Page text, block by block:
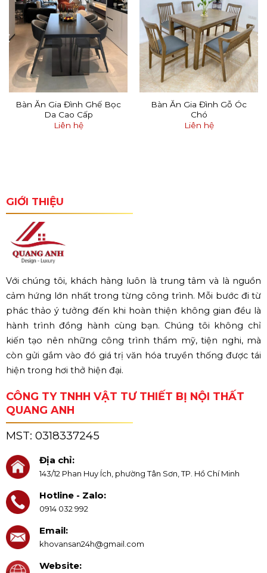
Bàn Ăn Gia Đình Ghế Bọc
Da Cao Cấp
Liên hệ
Bàn Ăn Gia Đình Gỗ Óc
Chó
Liên hệ
GIỚI THIỆU
Với chúng tôi, khách hàng luôn là trung tâm và là nguồn
cảm hứng lớn nhất trong từng công trình. Mỗi bước đi từ
phác thảo ý tưởng đến khi hoàn thiện không gian đều là
hành trình đồng hành cùng bạn. Chúng tôi không chỉ
kiến tạo nên những công trình thẩm mỹ, tiện nghi, mà
còn gửi gắm vào đó giá trị văn hóa truyền thống được tái
hiện trong hơi thở hiện đại.
CÔNG TY TNHH VẬT TƯ THIẾT BỊ NỘI THẤT
QUANG ANH
MST: 0318337245
Địa chỉ:
143/12 Phan Huy Ích, phường Tân Sơn, TP. Hồ Chí Minh
Hotline - Zalo:
0914 032 992
Email:
khovansan24h@gmail.com
Website: